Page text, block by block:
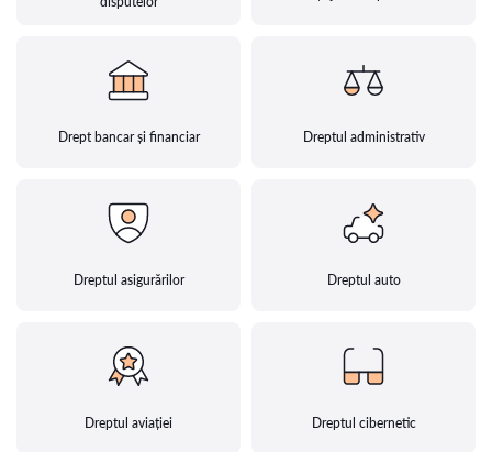
Drept bancar și financiar Dreptul administrativ
Dreptul asigurărilor Dreptul auto
Dreptul aviației Dreptul cibernetic